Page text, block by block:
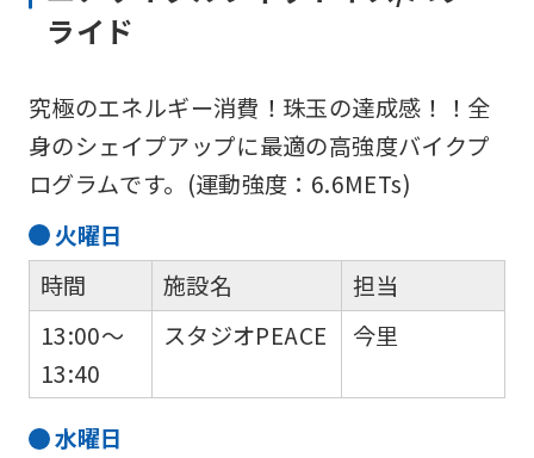
ライド
究極のエネルギー消費！珠玉の達成感！！全
身のシェイプアップに最適の高強度バイクプ
ログラムです。(運動強度：6.6METs)
火曜日
時間
13:00～
13:40
施設名
スタジオPEACE
担当
今里
水曜日